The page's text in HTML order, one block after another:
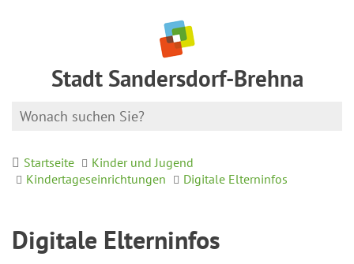
Stadt Sandersdorf-Brehna
Startseite
Kinder und Jugend
Kindertageseinrichtungen
Digitale Elterninfos
Digitale Elterninfos